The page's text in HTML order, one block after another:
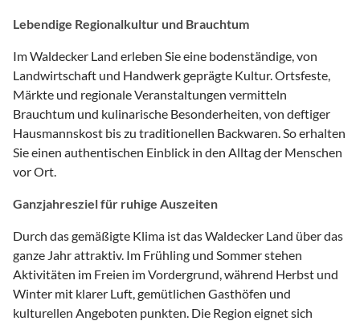
Lebendige Regionalkultur und Brauchtum
Im Waldecker Land erleben Sie eine bodenständige, von
Landwirtschaft und Handwerk geprägte Kultur. Ortsfeste,
Märkte und regionale Veranstaltungen vermitteln
Brauchtum und kulinarische Besonderheiten, von deftiger
Hausmannskost bis zu traditionellen Backwaren. So erhalten
Sie einen authentischen Einblick in den Alltag der Menschen
vor Ort.
Ganzjahresziel für ruhige Auszeiten
Durch das gemäßigte Klima ist das Waldecker Land über das
ganze Jahr attraktiv. Im Frühling und Sommer stehen
Aktivitäten im Freien im Vordergrund, während Herbst und
Winter mit klarer Luft, gemütlichen Gasthöfen und
kulturellen Angeboten punkten. Die Region eignet sich